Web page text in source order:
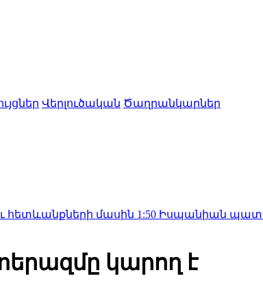
Վերլուծական Ծաղրանկարներ
մասին1:50Իսպանիան պատասխան
կարող է